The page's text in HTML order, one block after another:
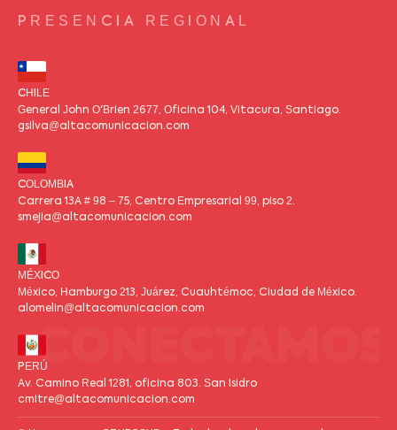
CONECTAMOS
PRESENCIA REGIONAL
CHILE
General John O'Brien 2677, Oficina 104, Vitacura, Santiago.
gsilva@altacomunicacion.com
COLOMBIA
Carrera 13A # 98 – 75, Centro Empresarial 99, piso 2.
smejia@altacomunicacion.com
MÉXICO
México, Hamburgo 213, Juárez, Cuauhtémoc, Ciudad de México.
alomelin@altacomunicacion.com
PERÚ
Av. Camino Real 1281, oficina 803. San Isidro
cmitre@altacomunicacion.com